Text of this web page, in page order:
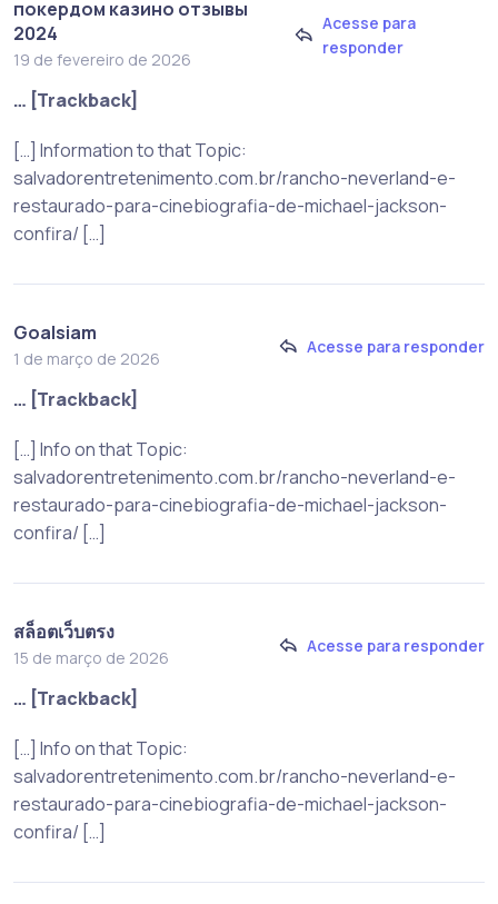
покердом казино отзывы
2024
19 de fevereiro de 2026
Acesse para
responder
… [Trackback]
[…] Information to that Topic:
salvadorentretenimento.com.br/rancho-neverland-e-
restaurado-para-cinebiografia-de-michael-jackson-
confira/ […]
Goalsiam
1 de março de 2026
Acesse para responder
… [Trackback]
[…] Info on that Topic:
salvadorentretenimento.com.br/rancho-neverland-e-
restaurado-para-cinebiografia-de-michael-jackson-
confira/ […]
สล็อตเว็บตรง
15 de março de 2026
Acesse para responder
… [Trackback]
[…] Info on that Topic:
salvadorentretenimento.com.br/rancho-neverland-e-
restaurado-para-cinebiografia-de-michael-jackson-
confira/ […]